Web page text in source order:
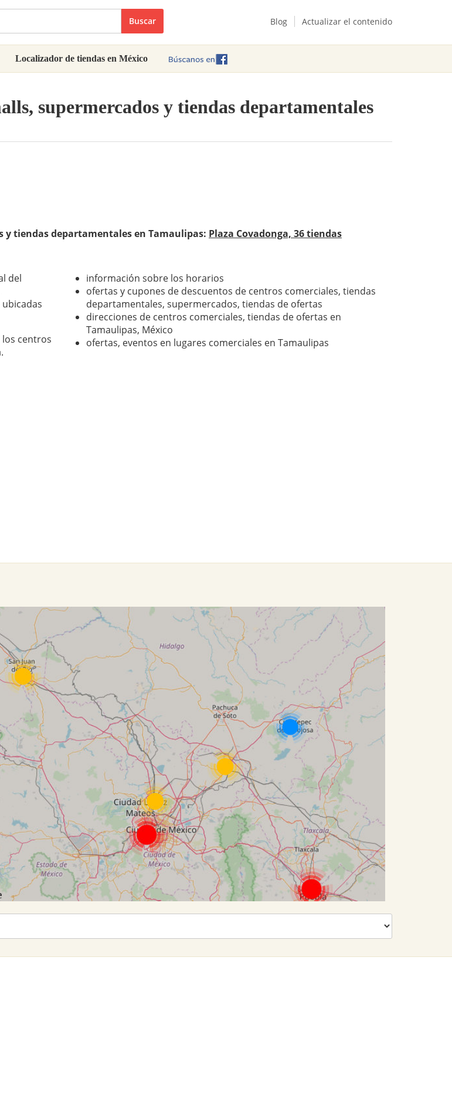
Buscar Blog Actualizar el contenido
Localizador de tiendas en México
supermercados y tiendas departamentales
y tiendas departamentales en Tamaulipas: Plaza Covadonga, 36 tiendas
del
los centros
información sobre los horarios
ofertas y cupones de descuentos de centros comerciales, tiendas
departamentales, supermercados, tiendas de ofertas
direcciones de centros comerciales, tiendas de ofertas en
Tamaulipas, México
ofertas, eventos en lugares comerciales en Tamaulipas